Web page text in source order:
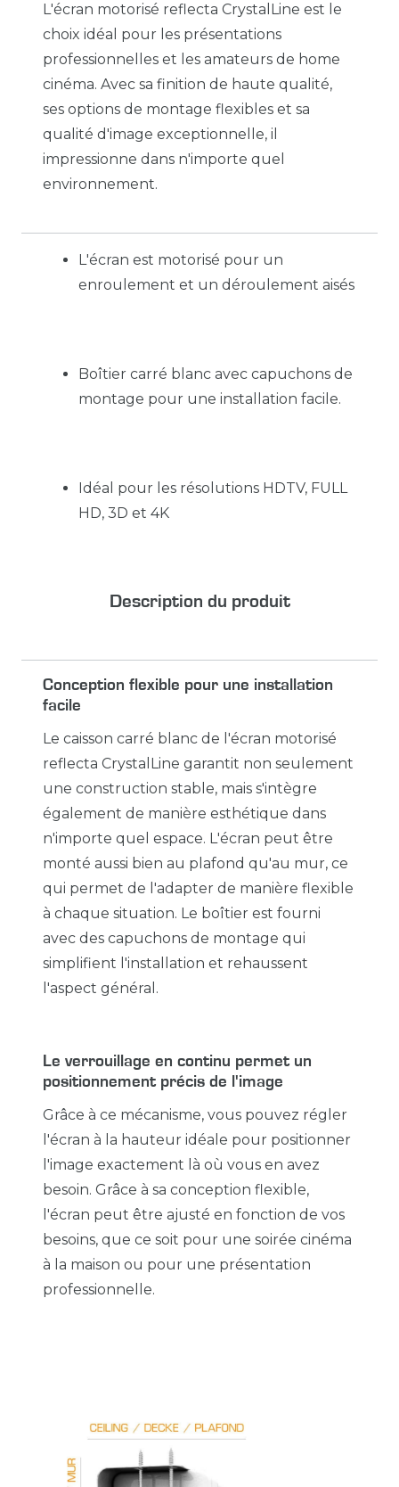
L'écran motorisé reflecta CrystalLine est le
choix idéal pour les présentations
professionnelles et les amateurs de home
cinéma. Avec sa finition de haute qualité,
ses options de montage flexibles et sa
qualité d'image exceptionnelle, il
impressionne dans n'importe quel
environnement.
L'écran est motorisé pour un
enroulement et un déroulement aisés
Boîtier carré blanc avec capuchons de
montage pour une installation facile.
Idéal pour les résolutions HDTV, FULL
HD, 3D et 4K
Description du produit
Conception flexible pour une installation
facile
Le caisson carré blanc de l'écran motorisé
reflecta CrystalLine garantit non seulement
une construction stable, mais s'intègre
également de manière esthétique dans
n'importe quel espace. L'écran peut être
monté aussi bien au plafond qu'au mur, ce
qui permet de l'adapter de manière flexible
à chaque situation. Le boîtier est fourni
avec des capuchons de montage qui
simplifient l'installation et rehaussent
l'aspect général.
Le verrouillage en continu permet un
positionnement précis de l'image
Grâce à ce mécanisme, vous pouvez régler
l'écran à la hauteur idéale pour positionner
l'image exactement là où vous en avez
besoin. Grâce à sa conception flexible,
l'écran peut être ajusté en fonction de vos
besoins, que ce soit pour une soirée cinéma
à la maison ou pour une présentation
professionnelle.